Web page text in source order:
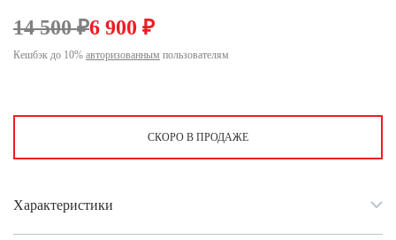
Челябинская область (2)
14 500 ₽6 900 ₽
Кешбэк до 10% авторизованным пользователям
СКОРО В ПРОДАЖЕ
Характеристики